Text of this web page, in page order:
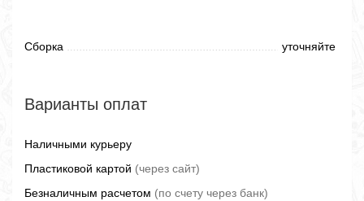
Сборка уточняйте
Варианты оплат
Наличными курьеру
Пластиковой картой (через сайт)
Безналичным расчетом (по счету через банк)